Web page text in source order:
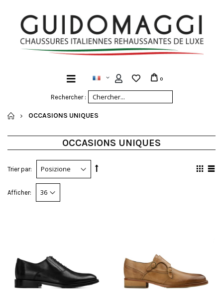
Rechercher :
0
ACCUEIL
OCCASIONS UNIQUES
OCCASIONS UNIQUES
Trier par:
Afficher: